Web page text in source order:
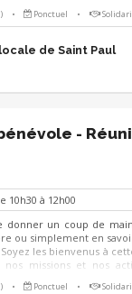
• Ponctuel •
de Saint Paul
-
10h30 à 12h00
donner un coup de
ou simplement en
Soyez les bienvenus à
nos missions et nos
• Ponctuel •